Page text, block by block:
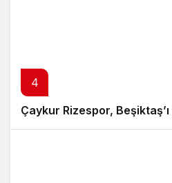
4
Çaykur Rizespor, Beşiktaş’ı